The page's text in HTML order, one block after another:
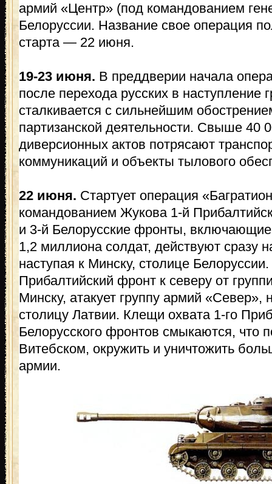
армий «Центр» (под командованием
Белоруссии. Название свое операция
старта — 22 июня.
19-23 июня. В преддверии начала
после перехода русских в наступление
сталкивается с сильнейшим
партизанской деятельности. Свыше 40
диверсионных актов потрясают
коммуникаций и объекты тылового
22 июня. Стартует операция
командованием Жукова 1-й
и 3-й Белорусские фронты,
1,2 миллиона солдат, действуют сразу
наступая к Минску, столице
Прибалтийский фронт к северу от
Минску, атакует группу армий «Север»,
столицу Латвии. Клещи охвата 1-го
Белорусского фронтов смыкаются, что
Витебском, окружить и уничтожить
армии.